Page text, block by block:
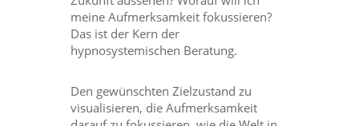
meine Aufmerksamkeit fokussieren?
Das ist der Kern der
hypnosystemischen Beratung.
Den gewünschten Zielzustand zu
visualisieren, die Aufmerksamkeit